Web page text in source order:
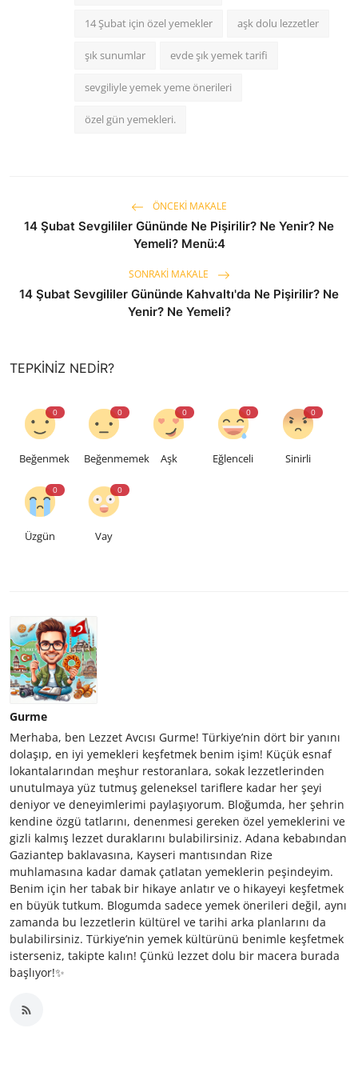
14 Şubat için özel yemekler aşk dolu lezzetler
şık sunumlar evde şık yemek tarifi
sevgiliyle yemek yeme önerileri
özel gün yemekleri.
ÖNCEKI MAKALE
14 Şubat Sevgililer Gününde Ne Pişirilir? Ne Yenir? Ne
Yemeli? Menü:4
SONRAKI MAKALE
14 Şubat Sevgililer Gününde Kahvaltı'da Ne Pişirilir? Ne
Yenir? Ne Yemeli?
TEPKINIZ NEDIR?
0
Beğenmek
0
Beğenmemek
0
Aşk
0
Eğlenceli
0
Sinirli
0
Üzgün
0
Vay
Gurme
Merhaba, ben Lezzet Avcısı Gurme! Türkiye’nin dört bir yanını
dolaşıp, en iyi yemekleri keşfetmek benim işim! Küçük esnaf
lokantalarından meşhur restoranlara, sokak lezzetlerinden
unutulmaya yüz tutmuş geleneksel tariflere kadar her şeyi
deniyor ve deneyimlerimi paylaşıyorum. Bloğumda, her şehrin
kendine özgü tatlarını, denenmesi gereken özel yemeklerini ve
gizli kalmış lezzet duraklarını bulabilirsiniz. Adana kebabından
Gaziantep baklavasına, Kayseri mantısından Rize
muhlamasına kadar damak çatlatan yemeklerin peşindeyim.
Benim için her tabak bir hikaye anlatır ve o hikayeyi keşfetmek
en büyük tutkum. Blogumda sadece yemek önerileri değil, aynı
zamanda bu lezzetlerin kültürel ve tarihi arka planlarını da
bulabilirsiniz. Türkiye’nin yemek kültürünü benimle keşfetmek
isterseniz, takipte kalın! Çünkü lezzet dolu bir macera burada
başlıyor!✨